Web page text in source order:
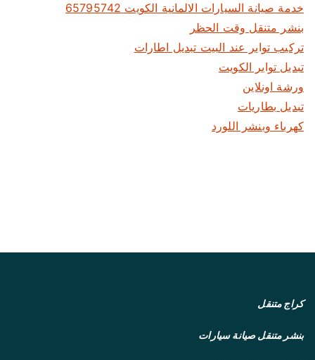
خدمة صيانة السيارات الالمانية الكويت 65795742
بنشر متنقل وقت الحظر
تركيب تواير عند البيت تبديل اطارات
تبديل تواير الكويت
ورشة اونلاين
تبديل بطاريات
كهرباء وبنشر اللورد
كراج متنقل
بنشر متنقلصيانة سيارات